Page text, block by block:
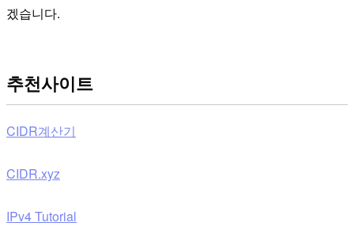
겠습니다.
추천사이트
CIDR계산기
CIDR.xyz
IPv4 Tutorial